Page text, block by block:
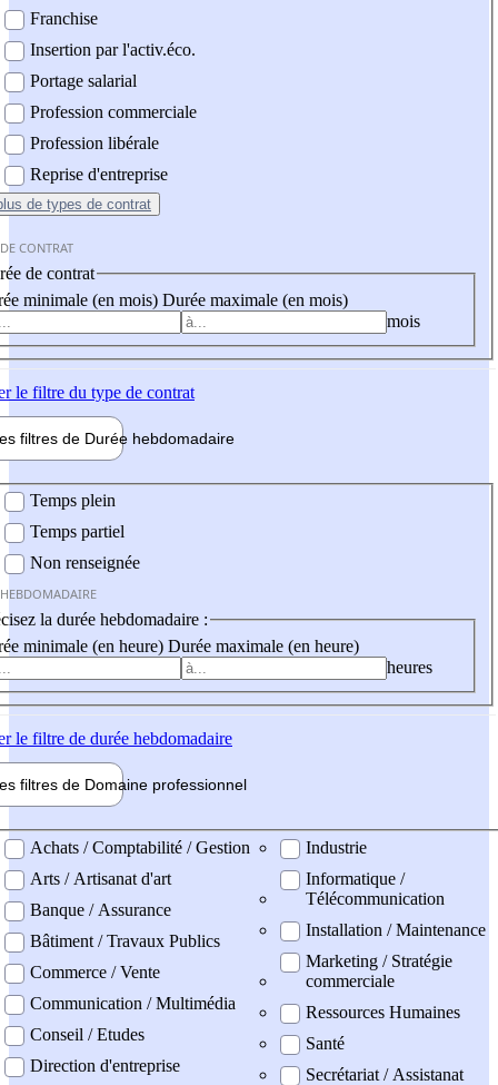
Franchise
Insertion par l'activ.éco.
Portage salarial
Profession commerciale
Profession libérale
Reprise d'entreprise
de types de contrat
CONTRAT
de contrat
minimale (en mois) Durée maximale (en mois)
mois
le filtre du type de contrat
filtres de Durée hebdomadaire
Temps plein
Temps partiel
Non renseignée
la durée hebdomadaire :
minimale (en heure) Durée maximale (en heure)
heures
le filtre de durée hebdomadaire
filtres de Domaine professionnel
professionel
Achats / Comptabilité / Gestion
Arts / Artisanat d'art
Banque / Assurance
Bâtiment / Travaux Publics
Commerce / Vente
Communication / Multimédia
Conseil / Etudes
Direction d'entreprise
Industrie
Informatique /
Télécommunication
Installation / Maintenance
Marketing / Stratégie
commerciale
Ressources Humaines
Santé
Secrétariat / Assistanat